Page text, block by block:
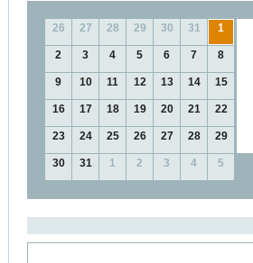
26 27 28 29 30 31 1
2 3 4 5 6 7 8
9 10 11 12 13 14 15
16 17 18 19 20 21 22
23 24 25 26 27 28 29
30 31 1 2 3 4 5